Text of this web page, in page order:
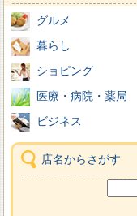
グルメ
暮らし
ショピング
医療・病院・薬局
ビジネス
店名からさがす